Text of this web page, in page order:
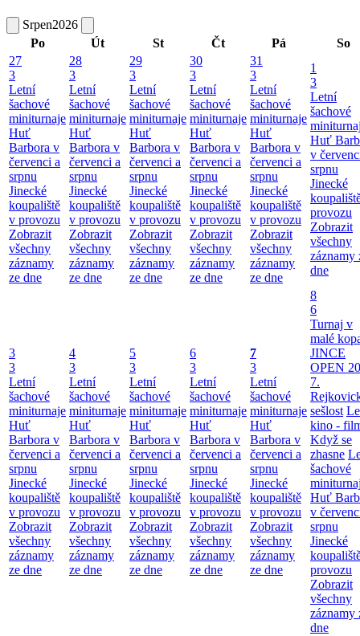
Srpen2026
Po
Út St Čt Pá
So
27
3
Letní
šachové
miniturnaje
Huť
Barbora v
červenci a
srpnu
Jinecké
koupaliště
v provozu
Zobrazit
všechny
záznamy
ze dne
28
3
Letní
šachové
miniturnaje
Huť
Barbora v
červenci a
srpnu
Jinecké
koupaliště
v provozu
Zobrazit
všechny
záznamy
ze dne
29
3
Letní
šachové
miniturnaje
Huť
Barbora v
červenci a
srpnu
Jinecké
koupaliště
v provozu
Zobrazit
všechny
záznamy
ze dne
30
3
Letní
šachové
miniturnaje
Huť
Barbora v
červenci a
srpnu
Jinecké
koupaliště
v provozu
Zobrazit
všechny
záznamy
ze dne
31
3
Letní
šachové
miniturnaje
Huť
Barbora v
červenci a
srpnu
Jinecké
koupaliště
v provozu
Zobrazit
všechny
záznamy
ze dne
1
3
Letní
šachové
Huť
v
srpnu
Jinecké
provozu
Zobrazit
všechny
záznamy
dne
3
3
Letní
šachové
miniturnaje
Huť
Barbora v
červenci a
srpnu
Jinecké
koupaliště
v provozu
Zobrazit
všechny
záznamy
ze dne
4
3
Letní
šachové
miniturnaje
Huť
Barbora v
červenci a
srpnu
Jinecké
koupaliště
v provozu
Zobrazit
všechny
záznamy
ze dne
5
3
Letní
šachové
miniturnaje
Huť
Barbora v
červenci a
srpnu
Jinecké
koupaliště
v provozu
Zobrazit
všechny
záznamy
ze dne
6
3
Letní
šachové
miniturnaje
Huť
Barbora v
červenci a
srpnu
Jinecké
koupaliště
v provozu
Zobrazit
všechny
záznamy
ze dne
7
3
Letní
šachové
miniturnaje
Huť
Barbora v
červenci a
srpnu
Jinecké
koupaliště
v provozu
Zobrazit
všechny
záznamy
ze dne
8
6
Turnaj v
malé
JINCE
OPEN
7.
sešlost
kino -
Když se
zhasne
šachové
Huť
v
srpnu
Jinecké
provozu
Zobrazit
všechny
záznamy
dne